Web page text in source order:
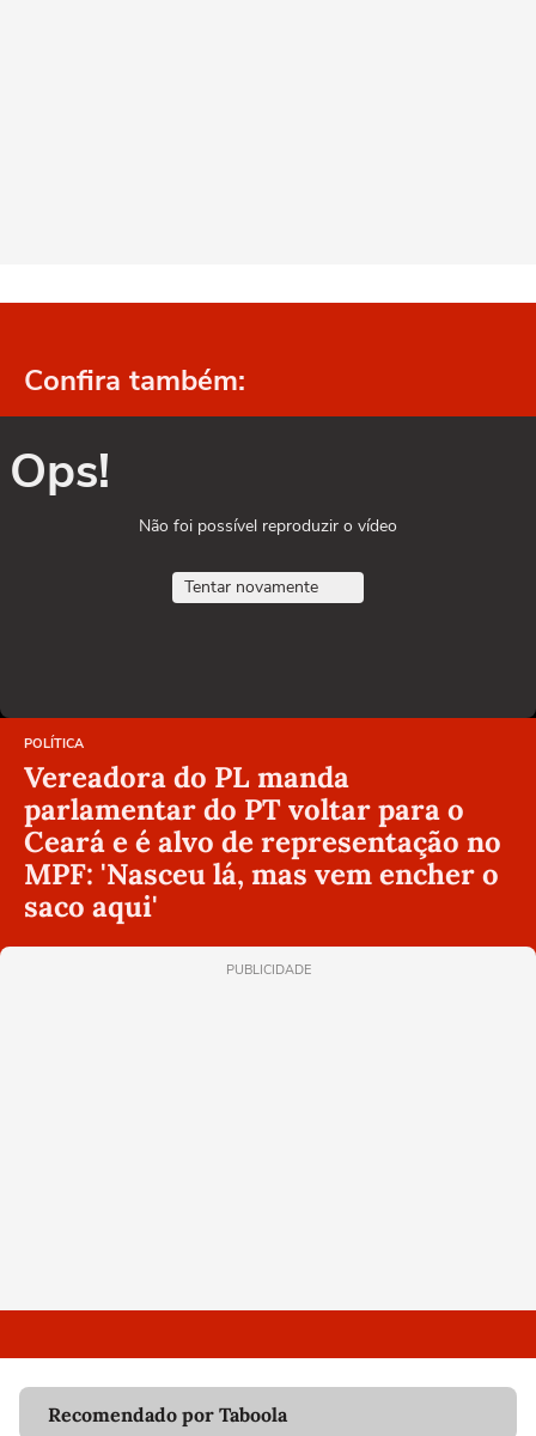
Confira também:
Ops!
Não foi possível reproduzir o vídeo
Tentar novamente
POLÍTICA
Vereadora do PL manda
parlamentar do PT voltar para o
Ceará e é alvo de representação no
MPF: 'Nasceu lá, mas vem encher o
saco aqui'
PUBLICIDADE
Recomendado por Taboola